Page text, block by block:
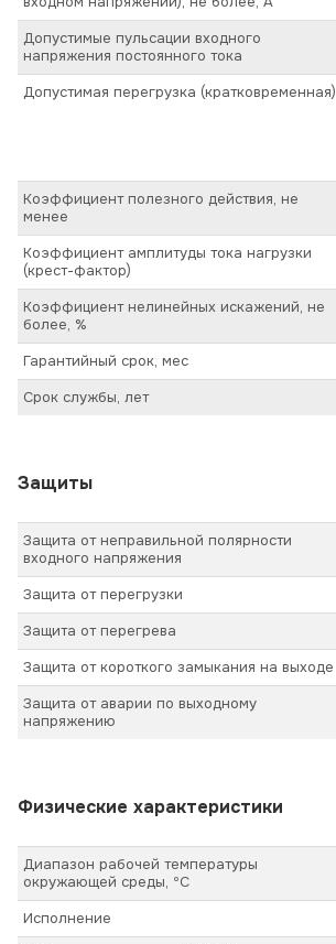
Допустимые пульсации входного
напряжения постоянного тока
Допустимая перегрузка (кратковременная)
Коэффициент полезного действия, не
менее
Коэффициент амплитуды тока нагрузки
(крест-фактор)
Коэффициент нелинейных искажений, не
более, %
Гарантийный срок, мес
Срок службы, лет
Защиты
Защита от неправильной полярности
входного напряжения
Защита от перегрузки
Защита от перегрева
Защита от короткого замыкания на выходе
Защита от аварии по выходному
напряжению
Физические характеристики
Диапазон рабочей температуры
окружающей среды, ºС
Исполнение